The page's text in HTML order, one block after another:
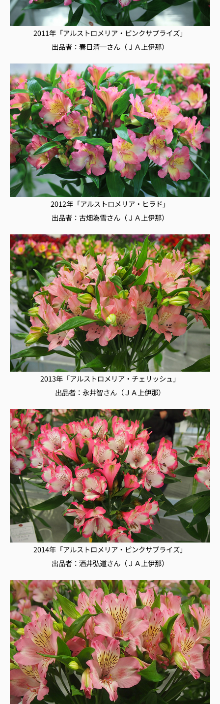
2011年「アルストロメリア・ピンクサプライズ」
出品者：春日清一さん（ＪＡ上伊那）
2012年「アルストロメリア・ヒラド」
出品者：古畑為雪さん（ＪＡ上伊那）
2013年「アルストロメリア・チェリッシュ」
出品者：永井智さん（ＪＡ上伊那）
2014年「アルストロメリア・ピンクサプライズ」
出品者：酒井弘道さん（ＪＡ上伊那）